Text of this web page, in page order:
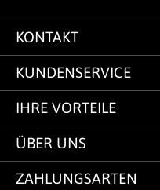
KONTAKT
KUNDENSERVICE
IHRE VORTEILE
ÜBER UNS
ZAHLUNGSARTEN